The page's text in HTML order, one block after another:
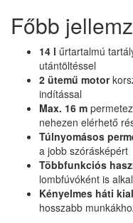
Főbb
14 l űrtartalmú
utántöltéssel
2 ütemű motor
indítással
Max. 16 m
nehezen elérhető
Túlnyomásos
a jobb szórásképért
Többfunkciós
lombfúvóként is
Kényelmes háti
hosszabb